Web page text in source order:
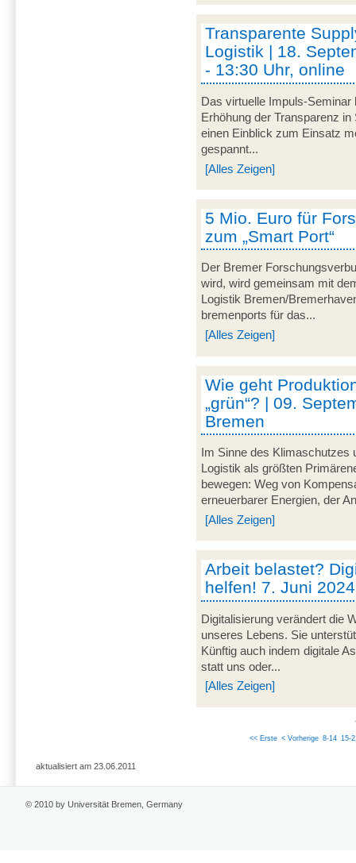
Transparente
Logistik | 18.
- 13:30 Uhr, online
Das virtuelle Impuls-Seminar
Erhöhung der Transparenz
einen Einblick zum Einsatz
gespannt...
[Alles Zeigen]
5 Mio. Euro für
zum „Smart Port“
Der Bremer
wird, wird gemeinsam mit
Logistik Bremen/
bremenports für das...
[Alles Zeigen]
Wie geht
„grün“? | 09.
Bremen
Im Sinne des Klimaschutzes
Logistik als größten
bewegen: Weg von
erneuerbarer Energien, der
[Alles Zeigen]
Arbeit belastet?
helfen! 7. Juni
Digitalisierung verändert die
unseres Lebens. Sie
Künftig auch indem digitale
statt uns oder...
[Alles Zeigen]
<< Erste < Vorherige 8-14 15-
aktualisiert am 23.06.2011
© 2010 by Universität Bremen, Germany